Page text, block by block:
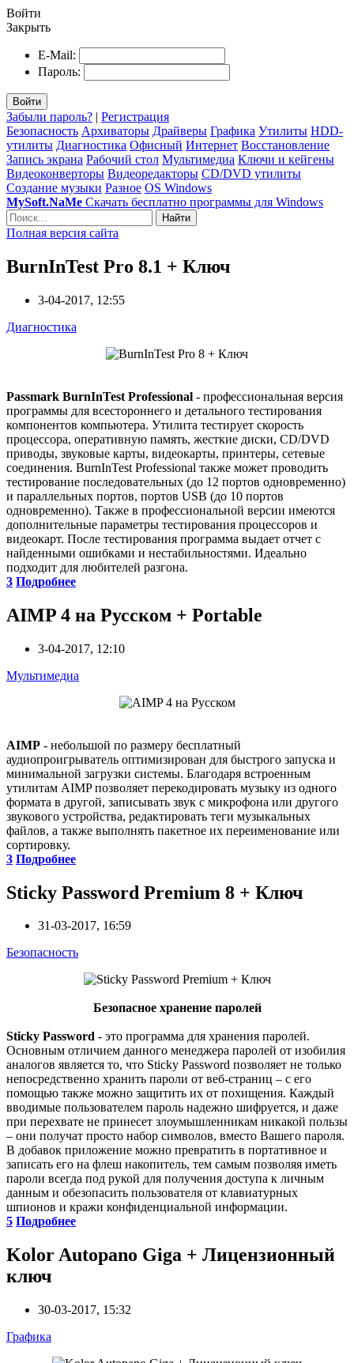
Войти
Закрыть
E-Mail:
Пароль:
Войти
Забыли пароль? | Регистрация
Безопасность Архиваторы Драйверы Графика Утилиты HDD-
утилиты Диагностика Офисный Интернет Восстановление
Запись экрана Рабочий стол Мультимедиа Ключи и кейгены
Видеоконверторы Видеоредакторы CD/DVD утилиты
Создание музыки Разное OS Windows
MySoft.NaMe Скачать бесплатно программы для Windows
Найти
Полная версия сайта
BurnInTest Pro 8.1 + Ключ
3-04-2017, 12:55
Диагностика
Passmark BurnInTest Professional - профессиональная версия
программы для всестороннего и детального тестирования
компонентов компьютера. Утилита тестирует скорость
процессора, оперативную память, жесткие диски, CD/DVD
приводы, звуковые карты, видеокарты, принтеры, сетевые
соединения. BurnInTest Professional также может проводить
тестирование последовательных (до 12 портов одновременно)
и параллельных портов, портов USB (до 10 портов
одновременно). Также в профессиональной версии имеются
дополнительные параметры тестирования процессоров и
видеокарт. После тестирования программа выдает отчет с
найденными ошибками и нестабильностями. Идеально
подходит для любителей разгона.
3 Подробнее
AIMP 4 на Русском + Portable
3-04-2017, 12:10
Мультимедиа
AIMP - небольшой по размеру бесплатный
аудиопроигрыватель оптимизирован для быстрого запуска и
минимальной загрузки системы. Благодаря встроенным
утилитам AIMP позволяет перекодировать музыку из одного
формата в другой, записывать звук с микрофона или другого
звукового устройства, редактировать теги музыкальных
файлов, а также выполнять пакетное их переименование или
сортировку.
3 Подробнее
Sticky Password Premium 8 + Ключ
31-03-2017, 16:59
Безопасность
Безопасное хранение паролей
Sticky Password - это программа для хранения паролей.
Основным отличием данного менеджера паролей от изобилия
аналогов является то, что Sticky Password позволяет не только
непосредственно хранить пароли от веб-страниц – с его
помощью также можно защитить их от похищения. Каждый
вводимые пользователем пароль надежно шифруется, и даже
при перехвате не принесет злоумышленникам никакой пользы
– они получат просто набор символов, вместо Вашего пароля.
В добавок приложение можно превратить в портативное и
записать его на флеш накопитель, тем самым позволяя иметь
пароли всегда под рукой для получения доступа к личным
данным и обезопасить пользователя от клавиатурных
шпионов и кражи конфиденциальной информации.
5 Подробнее
Kolor Autopano Giga + Лицензионный
ключ
30-03-2017, 15:32
Графика